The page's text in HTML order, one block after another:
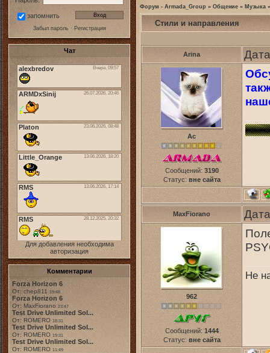
запомнить
Забыл пароль· Регистрация
Чат
Для добавления необходима
авторизация
Комментарии
Forza Horizon 6
От: chep811 19:48
Forza Horizon 6
От: MaxFiorano 23:47
Test Drive Unlimited Sol...
От: ROMERO 18:31
Test Drive Unlimited Sol...
От: ROMERO 19:31
Test Drive Unlimited Sol...
От: ROMERO 11:49
Форум - Armada_Group » Общение » Музыка »
Стили и направления
Arina
Ас
Сообщений: 3190
Статус: вне сайта
MaxFiorano
962
Сообщений: 1444
Статус: вне сайта
Не